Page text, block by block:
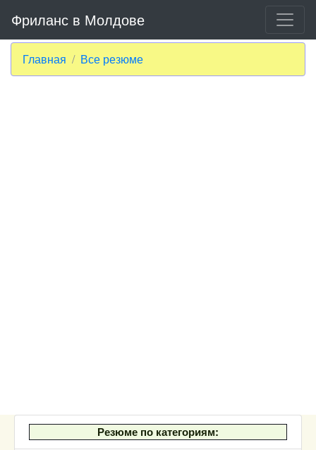
Фриланс в Молдове
Главная Все резюме
Резюме по категориям: